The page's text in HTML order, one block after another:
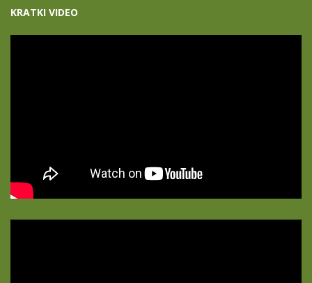
KRATKI VIDEO